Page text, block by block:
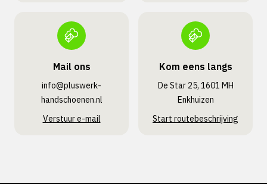
Mail ons
info@pluswerk­
handschoenen.nl
Verstuur e-mail
Kom eens langs
De Star 25, 1601 MH
Enkhuizen
Start routebeschrijving